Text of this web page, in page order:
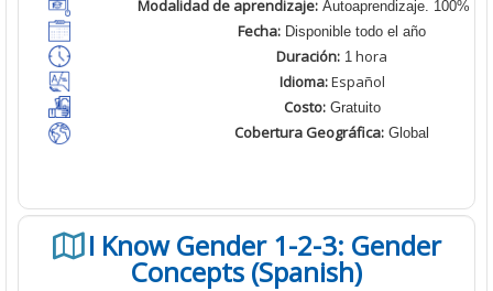
Modalidad de aprendizaje:Autoaprendizaje. 100%
Fecha: Disponible todo el año
Duración: 1 hora
Idioma:Español
Costo:Gratuito
Cobertura Geográfica: Global
I Know Gender 1-2-3: Gender
Concepts (Spanish)